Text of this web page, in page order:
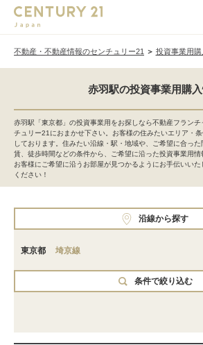
不動産・不動産情報のセンチュリー21 投資事業用購
赤羽駅の投資事業用購
赤羽駅「東京都」の投資事業用をお探しなら不動産フラン
チュリー21におまかせ下さい。お客様の住みたいエリア・
しております。住みたい沿線・駅・地域や、ご希望に合っ
賃、徒歩時間などの条件から、ご希望に沿った投資事業用情
お客様にご希望に沿うお部屋が見つかるようにお手伝いい
ください！
沿線から探す
東京都 埼京線
条件で絞り込む